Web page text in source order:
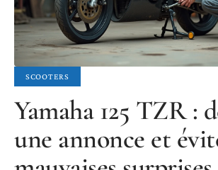
SCOOTERS
Yamaha 125 TZR :
une annonce et